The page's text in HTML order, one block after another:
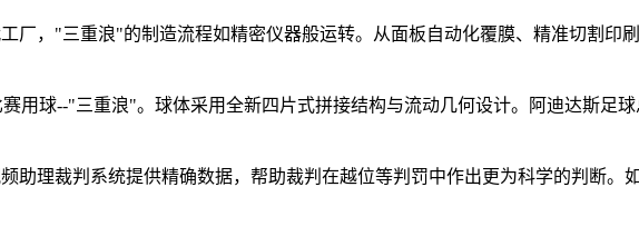
厂，"三重浪"的制造流程如精密仪器般运转。从面板自动化覆膜、精准切割
用球--"三重浪"。球体采用全新四片式拼接结构与流动几何设计。阿迪达斯足
助理裁判系统提供精确数据，帮助裁判在越位等判罚中作出更为科学的判断。